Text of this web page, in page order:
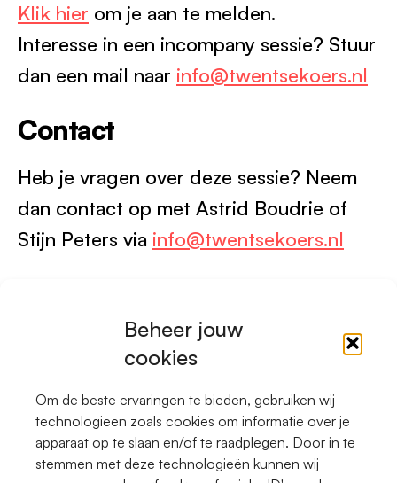
Beheer jouw
cookies
Om de beste ervaringen te bieden, gebruiken wij
technologieën zoals cookies om informatie over je
apparaat op te slaan en/of te raadplegen. Door in te
stemmen met deze technologieën kunnen wij
Klik hier om je aan te melden.
Interesse in een incompany sessie? Stuur
dan een mail naar info@twentsekoers.nl
Contact
Heb je vragen over deze sessie? Neem
dan contact op met Astrid Boudrie of
Stijn Peters via info@twentsekoers.nl
LinkedIn